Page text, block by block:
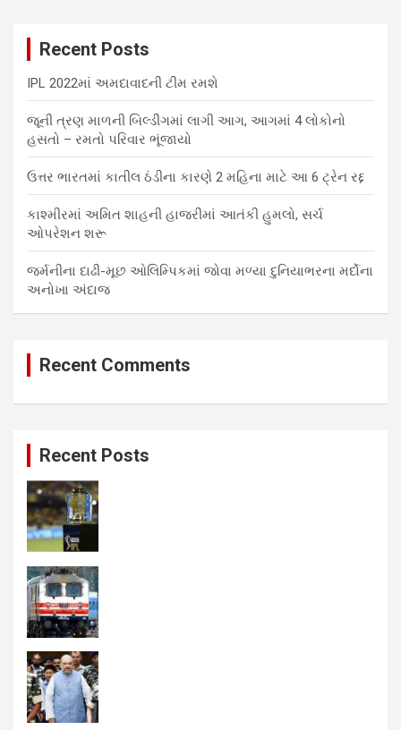
Recent Posts
IPL 2022માં અમદાવાદની ટીમ રમશે
જૂની ત્રણ માળની બિલ્ડીંગમાં લાગી આગ, આગમાં 4 લોકોનો
હસતો – રમતો પરિવાર ભૂંજાયો
ઉત્તર ભારતમાં કાતીલ ઠંડીના કારણે 2 મહિના માટે આ 6 ટ્રેન રદ્દ
કાશ્મીરમાં અમિત શાહની હાજરીમાં આતંકી હુમલો, સર્ચ
ઓપરેશન શરૂ
જર્મનીના દાઢી-મૂછ ઓલિમ્પિકમાં જોવા મળ્યા દુનિયાભરના મર્દોના
અનોખા અંદાજ
Recent Comments
Recent Posts